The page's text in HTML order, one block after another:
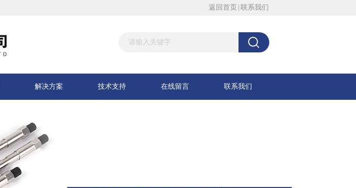
返回首页 联系我们
解决方案 技术支持 在线留言 联系我们